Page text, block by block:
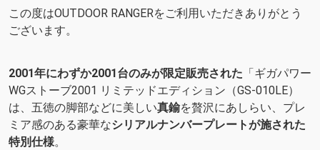
この度はOUTDOOR RANGERをご利用いただきありがとう
ございます。
2001年にわずか2001台のみが限定販売された 「ギガパワー
WGストーブ2001 リミテッドエディション（GS-010LE）
は、五徳の脚部などに美しい真鍮を贅沢にあしらい、プレ
ミア感のある豪華なシリアルナンバープレートが施された
特別仕様。